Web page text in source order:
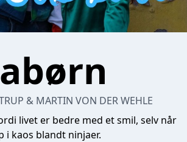
& MARTIN VON DER WEHLE
livet er bedre med et smil, selv når
i kaos blandt ninjaer.